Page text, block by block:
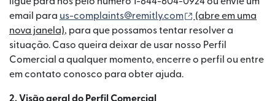
email para us-complaints@remitly.com (abre em uma
⁠ (abre em uma
nova janela), para que possamos tentar resolver a
situação. Caso queira deixar de usar nosso Perfil
Comercial a qualquer momento, encerre o perfil ou entre
em contato conosco para obter ajuda.
2. Visão geral do Perfil Comercial